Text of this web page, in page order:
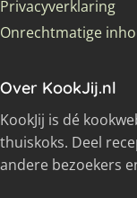
Privacyverklaring
Onrechtmatige
Over KookJij.nl
KookJij is dé
thuiskoks. Deel
andere bezoekers